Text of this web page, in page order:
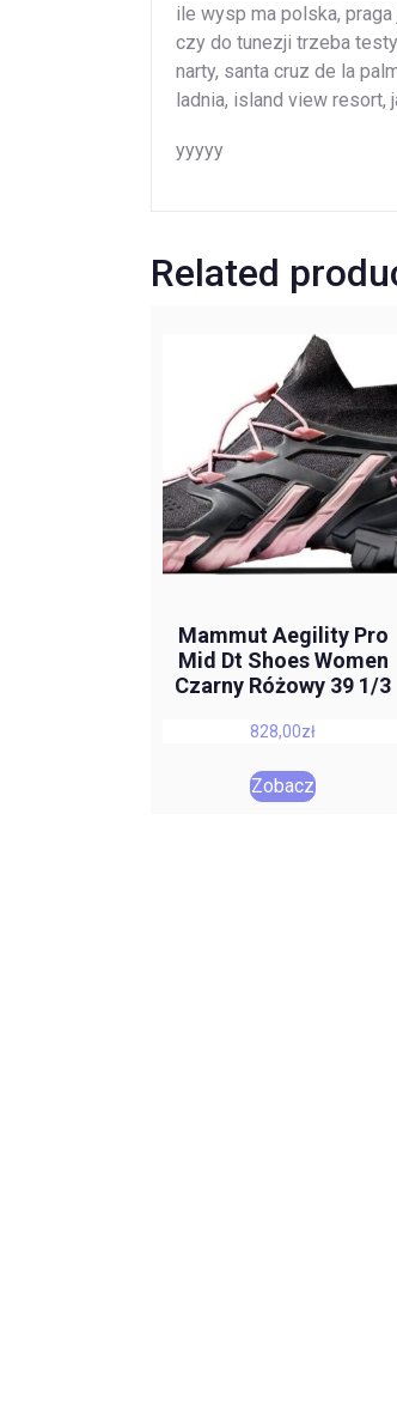
ile wysp ma polska,
czy do tunezji trzeba
narty, santa cruz de la
ladnia, island view resort,
yyyyy
Related
Mammut Aegility Pro
Mid Dt Shoes Women
Czarny Różowy 39 1/3
828,00zł
Zobacz